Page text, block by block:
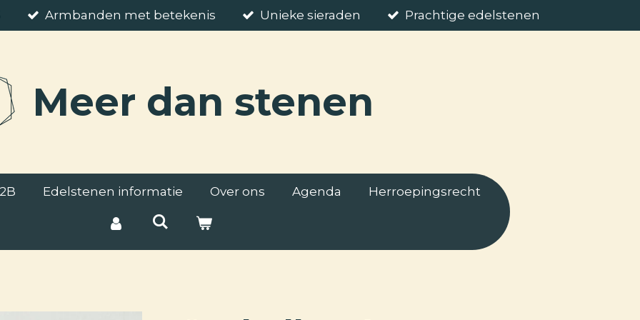
Armbanden met betekenis Unieke sieraden Prachtige edelstenen
Meer dan stenen
Edelstenen informatie Over ons Agenda Herroepingsrecht